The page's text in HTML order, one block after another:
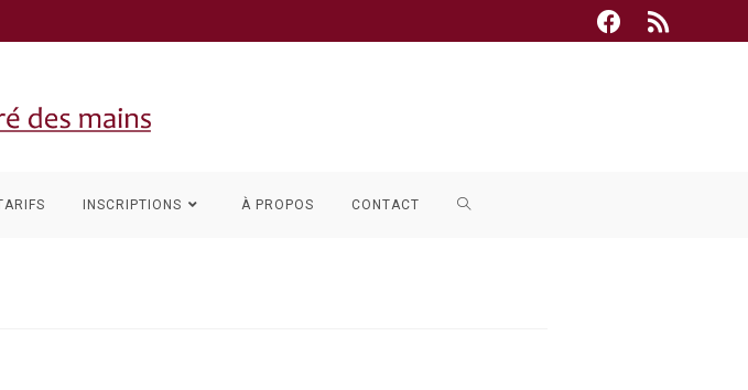
INSCRIPTIONS À PROPOS CONTACT TOGGLE